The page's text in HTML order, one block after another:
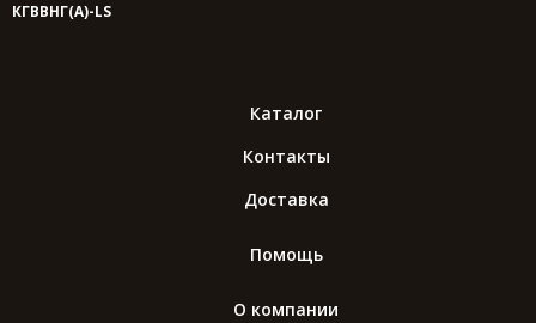
КГВВНГ(A)-LS
Каталог
Контакты
Доставка
Помощь
О компании